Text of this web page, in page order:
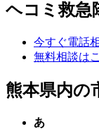
ヘコミ救急
今すぐ電話
無料相談は
熊本県内の
あ